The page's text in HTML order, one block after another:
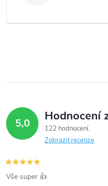
5,0 Hodnocení
122 hodnocení
Zobrazit recenze
Vše super 👍